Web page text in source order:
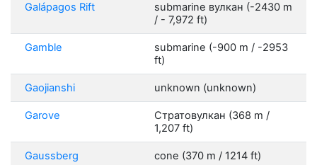
Galápagos Rift
submarine вулкан (-2430 m
/ - 7,972 ft)
Gamble
submarine (-900 m / -2953
ft)
Gaojianshi unknown (unknown)
Garove
Стратовулкан (368 m /
1,207 ft)
Gaussberg cone (370 m / 1214 ft)